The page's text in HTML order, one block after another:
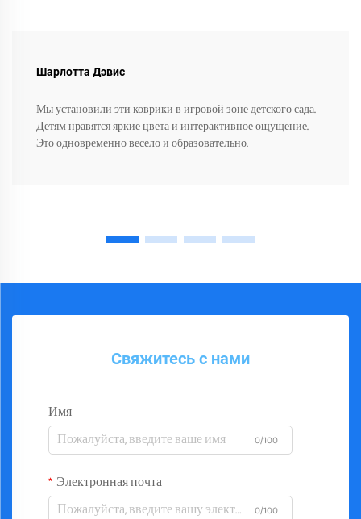
Шарлотта Дэвис
Мы установили эти коврики в игровой зоне детского сада.
Детям нравятся яркие цвета и интерактивное ощущение.
Это одновременно весело и образовательно.
Свяжитесь с нами
Имя
0/100
Электронная почта
0/100